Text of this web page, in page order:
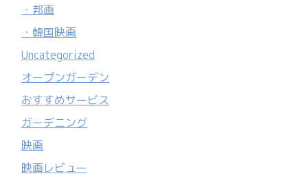
・邦画
・韓国映画
Uncategorized
オープンガーデン
おすすめサービス
ガーデニング
映画
映画レビュー